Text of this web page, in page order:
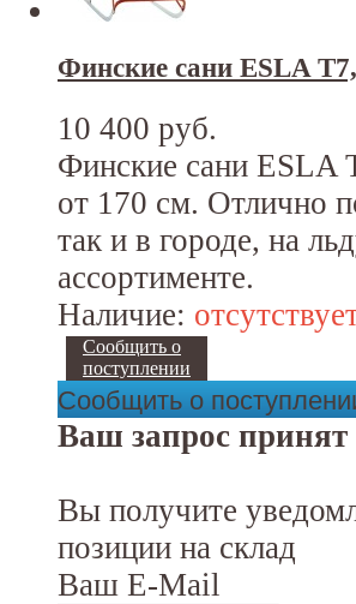
Финские сани ESLA
10 400 руб.
Финские сани ESLA
от 170 см. Отлично
так и в городе, на
ассортименте.
Наличие:
Сообщить о
поступлении
Сообщить о
Ваш запрос принят
Вы получите
позиции на склад
Ваш E-Mail